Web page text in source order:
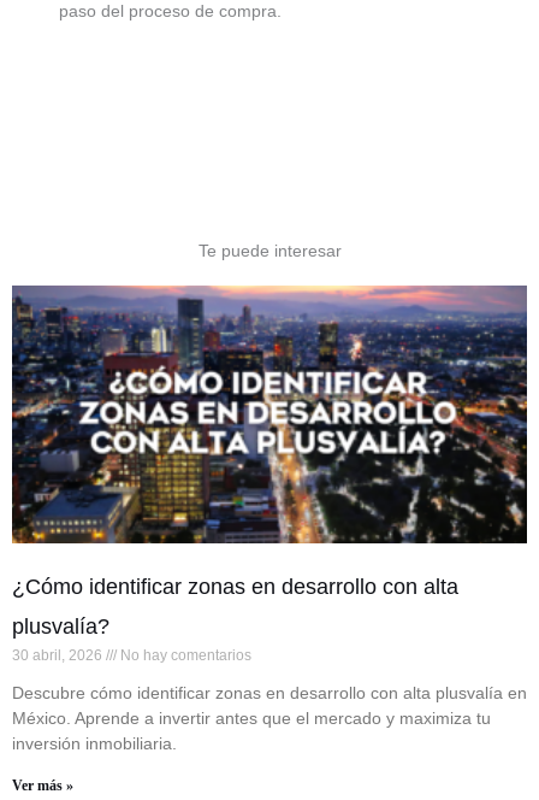
paso del proceso de compra.
Te puede interesar
¿Cómo identificar zonas en desarrollo con alta
plusvalía?
30 abril, 2026 No hay comentarios
Descubre cómo identificar zonas en desarrollo con alta plusvalía en
México. Aprende a invertir antes que el mercado y maximiza tu
inversión inmobiliaria.
Ver más »